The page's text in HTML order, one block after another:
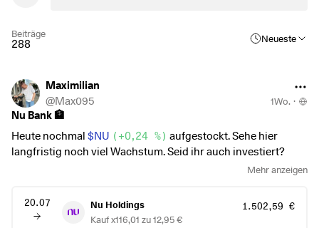
Beiträge
288 Neueste
Maximilian
@Max095 1Wo. ·
Nu Bank 🏦
Heute nochmal $NU ( +0,24 %) aufgestockt. Sehe hier
langfristig noch viel Wachstum. Seid ihr auch investiert?
Mehr anzeigen
20.07
Nu Holdings
Kauf x116,01 zu 12,95 €
1.502,59 €